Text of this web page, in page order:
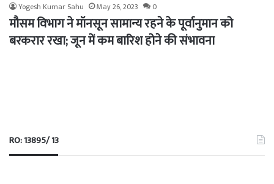
Yogesh Kumar Sahu May 26, 2023 0
मौसम विभाग ने मॉनसून सामान्य रहने के पूर्वानुमान को
बरकरार रखा; जून में कम बारिश होने की संभावना
RO: 13895/ 13